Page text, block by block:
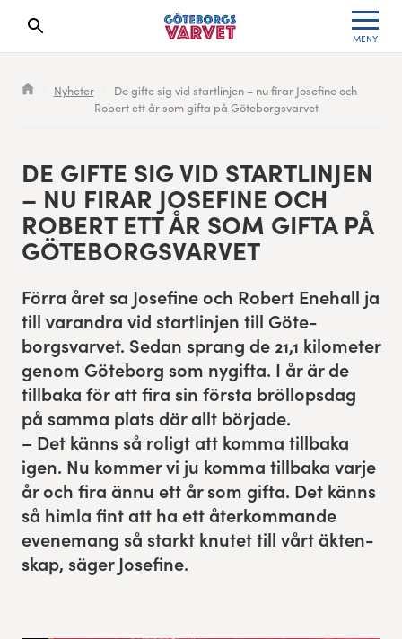
MENY
Sökresultaten dyker upp här
Nyheter
De gifte sig vid startlinjen – nu firar Josefine och
Robert ett år som gifta på Göteborgsvarvet
DE GIFTE SIG VID STAR­TLIN­JEN
– NU FIRAR JOSE­FINE OCH
ROBERT ETT ÅR SOM GIF­TA PÅ
GÖTEBORGSVARVET
För­ra året sa Jose­fine och Robert Ene­hall ja
till varan­dra vid star­tlin­jen till Göte­
borgsvarvet. Sedan sprang de 21,1 kilo­me­ter
genom Göte­borg som nygif­ta. I år är de
till­ba­ka för att fira sin förs­ta bröl­lops­dag
på sam­ma plats där allt bör­jade.
– Det känns så roligt att kom­ma till­ba­ka
igen. Nu kom­mer vi ju kom­ma till­ba­ka var­je
år och fira ännu ett år som gif­ta. Det känns
så him­la fint att ha ett återkom­mande
even­e­mang så starkt knutet till vårt äkten­
skap, säger Josefine.
Deltagarinformation
Bana
Göteborgsvarvet Expo
Löparinspiration och träning
Spring för välgörenhet
Göteborgsvarvet familjeområde
Res, bo, upplev
Hållbarhet
Göteborgsvarvets historia
Funktionär/Volontär
Stafettvarvet
Minivarvet
Lilla Varvet
Varvetmilen
Evenemangs- & mediepartners
Partners Varvetveckan
Partnerportal
Resultatarkiv